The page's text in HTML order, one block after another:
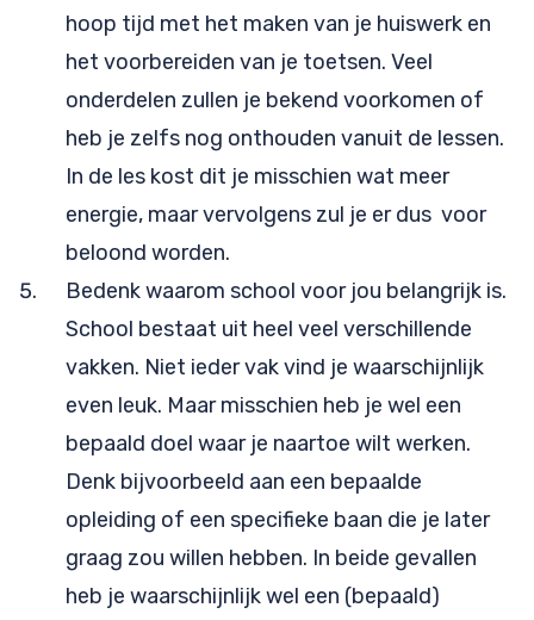
hoop tijd met het maken van je huiswerk en
het voorbereiden van je toetsen. Veel
onderdelen zullen je bekend voorkomen of
heb je zelfs nog onthouden vanuit de lessen.
In de les kost dit je misschien wat meer
energie, maar vervolgens zul je er dus voor
beloond worden.
Bedenk waarom school voor jou belangrijk is.
School bestaat uit heel veel verschillende
vakken. Niet ieder vak vind je waarschijnlijk
even leuk. Maar misschien heb je wel een
bepaald doel waar je naartoe wilt werken.
Denk bijvoorbeeld aan een bepaalde
opleiding of een specifieke baan die je later
graag zou willen hebben. In beide gevallen
heb je waarschijnlijk wel een (bepaald)